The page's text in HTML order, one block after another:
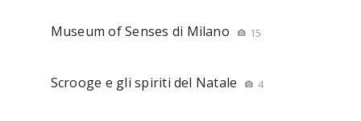
Museum of Senses di Milano 15
Scrooge e gli spiriti del Natale 4